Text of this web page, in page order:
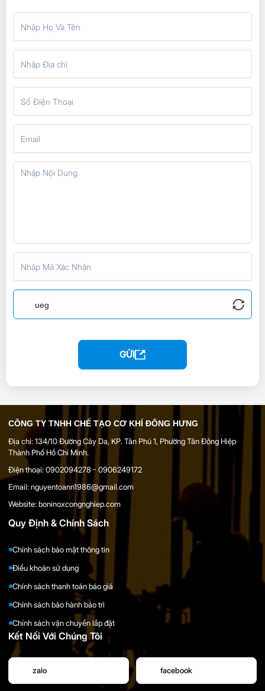
GỬI
CÔNG TY TNHH CHẾ TẠO CƠ KHÍ ĐÔNG HƯNG
Địa chỉ: 134/10 Đường Cây Da, KP. Tân Phú 1, Phường Tân Đông Hiệp
Thành Phố Hồ Chí Minh.
Điện thoại: 0902094278 - 0906249172
Email: nguyentoann1986@gmail.com
Website: boninoxcongnghiep.com
Quy Định & Chính Sách
Chính sách bảo mật thông tin
Điểu khoản sử dụng
Chính sách thanh toán báo giá
Chính sách bảo hành bảo trì
Chính sách vận chuyển lắp đặt
Kết Nối Với Chúng Tôi
zalo facebook